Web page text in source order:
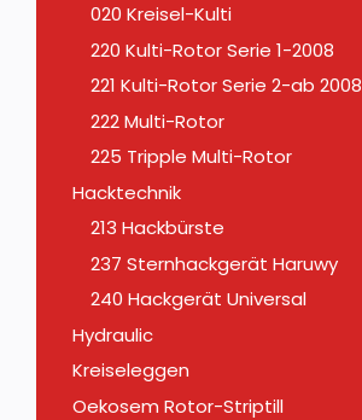
020 Kreisel-Kulti
220 Kulti-Rotor Serie 1-2008
221 Kulti-Rotor Serie 2-ab 2008
222 Multi-Rotor
225 Tripple Multi-Rotor
Hacktechnik
213 Hackbürste
237 Sternhackgerät Haruwy
240 Hackgerät Universal
Hydraulic
Kreiseleggen
Oekosem Rotor-Striptill